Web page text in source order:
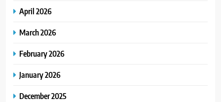
April 2026
March 2026
February 2026
January 2026
December 2025